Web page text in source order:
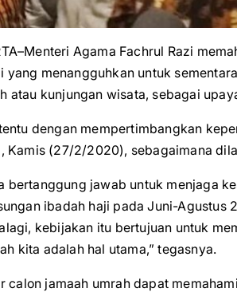
Agama Fachrul Razi
yang menangguhkan untuk
atau kunjungan wisata, sebagai
dengan mempertimbangkan
Kamis (27/2/2020), sebagaimana
bertanggung jawab untuk menjaga
ibadah haji pada Juni-Agustus
kebijakan itu bertujuan untuk
kita adalah hal utama,” tegasnya.
calon jamaah umrah dapat